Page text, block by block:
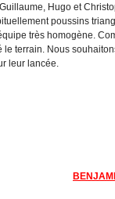
Hugo et
poussins
très homogène.
le terrain. Nous
leur lancée.